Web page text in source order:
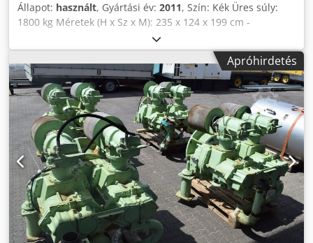
Állapot: használt, Gyártási év: 2011, Szín: Kék Üres súly:
1800 kg Méretek (H x Sz x M): 235 x 124 x 199 cm -
Különleges jellemzők: - Leírás: 48 000 üzemóra - Gyártási
év: 2011 - Dokumentáció elérhető: Nem - CE jelölés: Van -
CE tanúsítvány: Nincs - Sorozatszám: CD10007783001 -
Szállítási méretek: 2350 mm x 1240 mm x 1990 mm (H x Sz
x M) - Szállítási súly [kg]: 1800 kg - Szállítási csomagok [db]:
1 Pénzügyi információk ÁFA: A megadott ár áfát nem
tartalmaz. ÁFA/differenciális adóztatás: Vállalkozások
számára az áfa levonható. Dodpfjyvr E Djx Anijwa Szállítás
és beszámítás bármikor lehetséges az ipari termékekre.
Yorick Diebels
Apróhirdetés